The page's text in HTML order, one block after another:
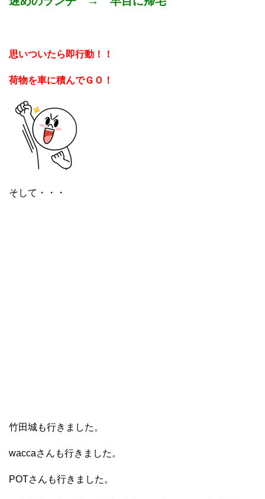
思いついたら即行動！！
荷物を車に積んでＧＯ！
そして・・・
竹田城も行きました。
waccaさんも行きました。
POTさんも行きました。